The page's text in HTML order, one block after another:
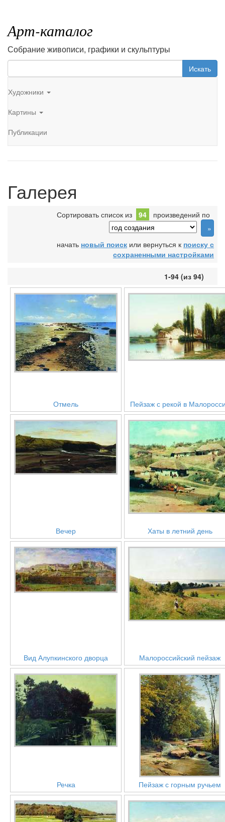
Арт-каталог
Собрание живописи, графики и скульптуры
Искать
Художники
Картины
Публикации
Галерея
Сортировать список из 94 произведений по
начать новый поиск или вернуться к поиску с
сохраненными настройками
1-94 (из 94)
Отмель Пейзаж с рекой в
Вечер Хаты в летний день
Вид Алупкинского дворца Малороссийский пейзаж
Речка Пейзаж с горным ручьем